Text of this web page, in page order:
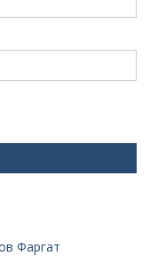
Фаргат